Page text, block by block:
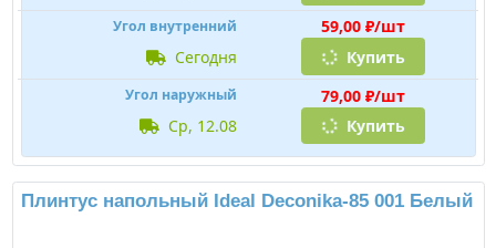
Угол внутренний
59,00 ₽/шт
сегодня
Купить
Угол наружный
79,00 ₽/шт
ср, 12.08
Купить
Плинтус напольный Ideal Deconika-85 001 Белый